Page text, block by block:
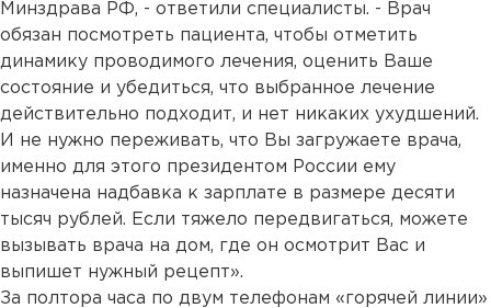
Минздрава РФ, - ответили специалисты. - Врач
обязан посмотреть пациента, чтобы отметить
динамику проводимого лечения, оценить Ваше
состояние и убедиться, что выбранное лечение
действительно подходит, и нет никаких ухудшений.
И не нужно переживать, что Вы загружаете врача,
именно для этого президентом России ему
назначена надбавка к зарплате в размере десяти
тысяч рублей. Если тяжело передвигаться, можете
вызывать врача на дом, где он осмотрит Вас и
выпишет нужный рецепт».
За полтора часа по двум телефонам «горячей линии»